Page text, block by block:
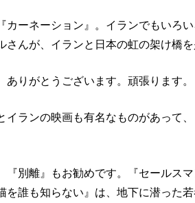
カーネーション』。イランでもいろ
さんが、イランと日本の虹の架け橋
ありがとうございます。頑張ります。
イランの映画も有名なものがあって
『別離』もお勧めです。『セールス
を誰も知らない』は、地下に潜った